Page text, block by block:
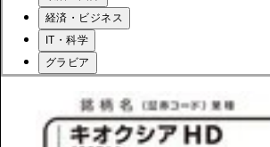
経済・ビジネス
IT・科学
グラビア